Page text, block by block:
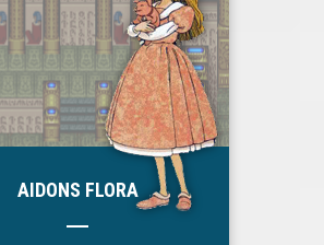
AIDONS FLORA